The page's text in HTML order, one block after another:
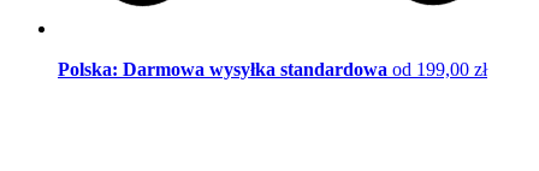
Polska: Darmowa wysyłka standardowa od 199,00 zł